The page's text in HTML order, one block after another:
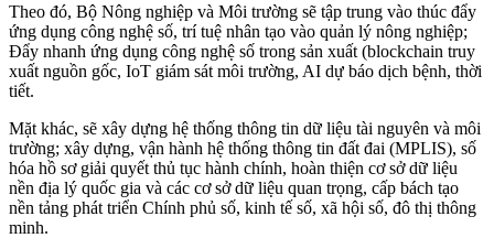
Theo đó, Bộ Nông nghiệp và Môi trường sẽ tập trung vào thúc đẩy
ứng dụng công nghệ số, trí tuệ nhân tạo vào quản lý nông nghiệp;
Đẩy nhanh ứng dụng công nghệ số trong sản xuất (blockchain truy
xuất nguồn gốc, IoT giám sát môi trường, AI dự báo dịch bệnh, thời
tiết.
Mặt khác, sẽ xây dựng hệ thống thông tin dữ liệu tài nguyên và môi
trường; xây dựng, vận hành hệ thống thông tin đất đai (MPLIS), số
hóa hồ sơ giải quyết thủ tục hành chính, hoàn thiện cơ sở dữ liệu
nền địa lý quốc gia và các cơ sở dữ liệu quan trọng, cấp bách tạo
nền tảng phát triển Chính phủ số, kinh tế số, xã hội số, đô thị thông
minh.